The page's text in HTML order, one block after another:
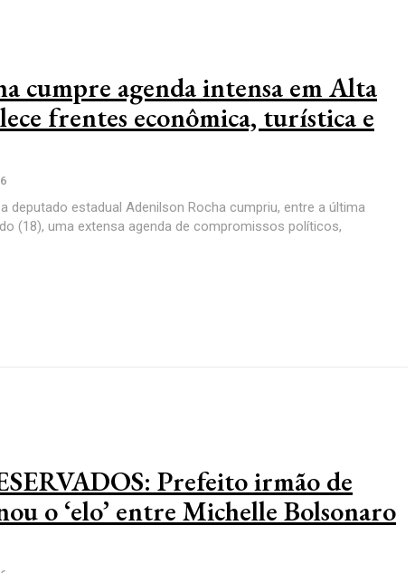
cumpre agenda intensa em Alta
frentes econômica, turística e
deputado estadual Adenilson Rocha cumpriu, entre a última
(18), uma extensa agenda de compromissos políticos,
Prefeito irmão de
o ‘elo’ entre Michelle Bolsonaro